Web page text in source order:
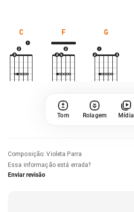
C F G
Tom Rolagem Mídia
Composição:Violeta Parra
Essa informação está errada?
Enviar revisão